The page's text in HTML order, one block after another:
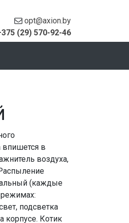
opt@axion.by
(29) 570-92-46
впишется в
воздуха,
(каждые
подсветка
корпусе. Котик